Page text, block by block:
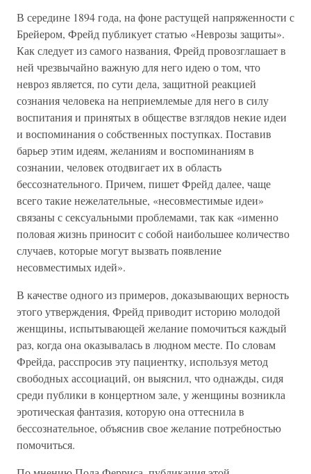
В середине 1894 года, на фоне растущей напряженности с
Брейером, Фрейд публикует статью «Неврозы защиты».
Как следует из самого названия, Фрейд провозглашает в
ней чрезвычайно важную для него идею о том, что
невроз является, по сути дела, защитной реакцией
сознания человека на неприемлемые для него в силу
воспитания и принятых в обществе взглядов некие идеи
и воспоминания о собственных поступках. Поставив
барьер этим идеям, желаниям и воспоминаниям в
сознании, человек отодвигает их в область
бессознательного. Причем, пишет Фрейд далее, чаще
всего такие нежелательные, «несовместимые идеи»
связаны с сексуальными проблемами, так как «именно
половая жизнь приносит с собой наибольшее количество
случаев, которые могут вызвать появление
несовместимых идей».
В качестве одного из примеров, доказывающих верность
этого утверждения, Фрейд приводит историю молодой
женщины, испытывающей желание помочиться каждый
раз, когда она оказывалась в людном месте. По словам
Фрейда, расспросив эту пациентку, используя метод
свободных ассоциаций, он выяснил, что однажды, сидя
среди публики в концертном зале, у женщины возникла
эротическая фантазия, которую она оттеснила в
бессознательное, объяснив свое желание потребностью
помочиться.